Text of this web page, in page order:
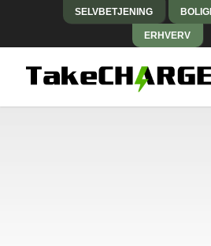
SELVBETJENING
ERHVERV